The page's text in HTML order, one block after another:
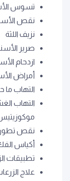
تسوس
نقص
نزيف اللثة
صرير
ازدحام
أمراض
التهاب ما
التهاب
نقص تطور
أكياس
تطبيقات
علاج